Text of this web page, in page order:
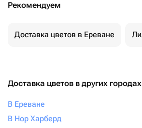
Рекомендуем
Доставка цветов в Ереване
Доставка цветов в других городах
В Ереване
В Нор Харберд